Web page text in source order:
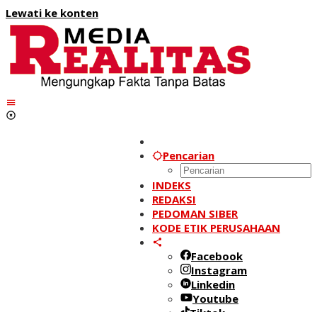
Lewati ke konten
Pencarian
INDEKS
REDAKSI
PEDOMAN SIBER
KODE ETIK PERUSAHAAN
Facebook
Instagram
Linkedin
Youtube